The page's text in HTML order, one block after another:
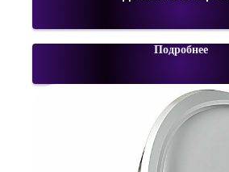
Подробнее